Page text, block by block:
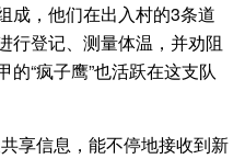
，他们在出入村的3条道
行登记、测量体温，并劝阻
“疯子鹰”也活跃在这支队
享信息，能不停地接收到新